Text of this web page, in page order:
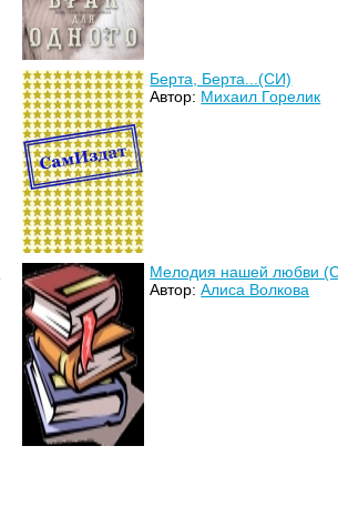
Берта, Берта...(СИ)
Автор: Михаил Горелик
Мелодия нашей любви
Автор:Алиса Волкова